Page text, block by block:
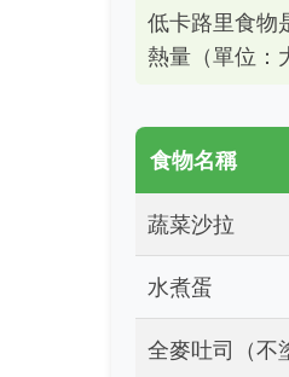
低卡路里食物
熱量（單位：
食物名稱
蔬菜沙拉
水煮蛋
全麥吐司（不